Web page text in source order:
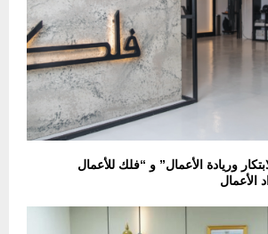
وريادة الأعمال” و “فلك للأعمال
الأعمال